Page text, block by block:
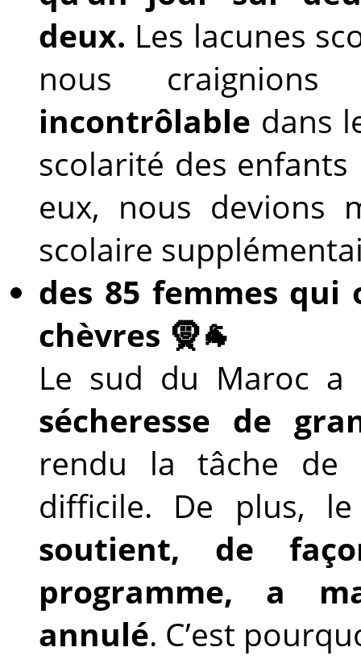
deux. Les lacunes
nous
incontrôlable dans
scolarité des
eux, nous devions
scolaire
des 85 femmes qui
chèvres 🧕🐐
Le sud du Maroc
sécheresse de
rendu la tâche de
difficile. De plus,
soutient, de
programme, a
annulé. C’est